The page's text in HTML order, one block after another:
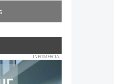
INFOMERCIAL